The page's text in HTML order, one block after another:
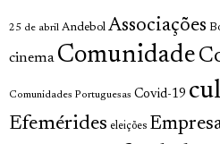
25 de abril Andebol Associações
cinema Comunidade
Comunidades Portuguesas Covid-19
Efemérides eleições